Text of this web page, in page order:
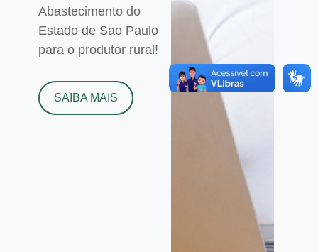
Abastecimento do
Estado de Sao Paulo
para o produtor rural!
SAIBA MAIS